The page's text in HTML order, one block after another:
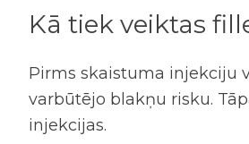
Kā tiek veiktas
Pirms skaistuma injekciju
varbūtējo blakņu risku.
injekcijas.